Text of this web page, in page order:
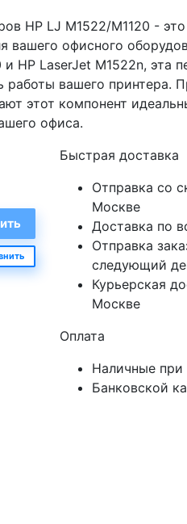
HP LJ M1522/M1120 - это
вашего офисного
HP LaserJet M1522n, эта
работы вашего принтера.
этот компонент
офиса.
Быстрая доставка
Отправка со
Москве
Доставка по
Отправка
следующий
Курьерская
Москве
Оплата
Наличные при
Банковской